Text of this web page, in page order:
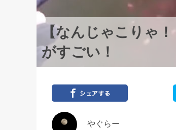
【なんじゃこりゃ
がすごい！
やぐらー